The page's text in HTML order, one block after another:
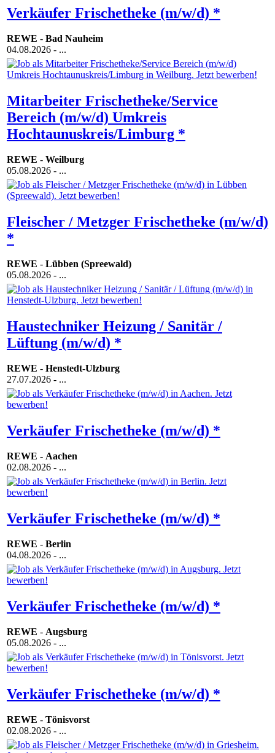
Verkäufer Frischetheke (m/w/d) *
REWE - Bad Nauheim
04.08.2026 - ...
Mitarbeiter Frischetheke/Service
Bereich (m/w/d) Umkreis
Hochtaunuskreis/Limburg *
REWE - Weilburg
05.08.2026 - ...
Fleischer / Metzger Frischetheke (m/w/d)
*
REWE - Lübben (Spreewald)
05.08.2026 - ...
Haustechniker Heizung / Sanitär /
Lüftung (m/w/d) *
REWE - Henstedt-Ulzburg
27.07.2026 - ...
Verkäufer Frischetheke (m/w/d) *
REWE - Aachen
02.08.2026 - ...
Verkäufer Frischetheke (m/w/d) *
REWE - Berlin
04.08.2026 - ...
Verkäufer Frischetheke (m/w/d) *
REWE - Augsburg
05.08.2026 - ...
Verkäufer Frischetheke (m/w/d) *
REWE - Tönisvorst
02.08.2026 - ...